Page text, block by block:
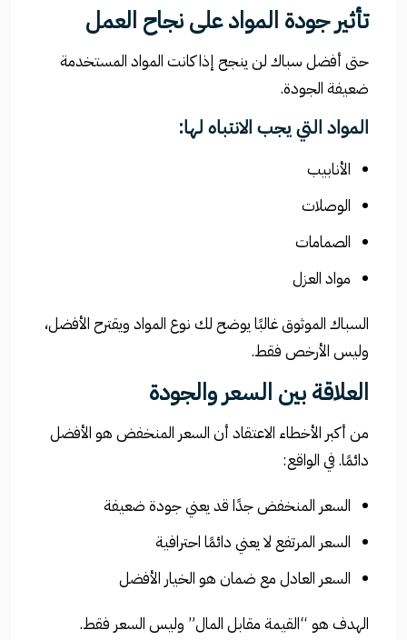
تأثير جودة المواد على نجاح العمل
حتى أفضل سباك لن ينجح إذا كانت المواد المستخدمة
ضعيفة الجودة.
المواد التي يجب الانتباه لها:
الأنابيب
الوصلات
الصمامات
مواد العزل
السباك الموثوق غالبًا يوضح لك نوع المواد ويقترح الأفضل،
وليس الأرخص فقط.
العلاقة بين السعر والجودة
من أكبر الأخطاء الاعتقاد أن السعر المنخفض هو الأفضل
دائمًا. في الواقع:
السعر المنخفض جدًا قد يعني جودة ضعيفة
السعر المرتفع لا يعني دائمًا احترافية
السعر العادل مع ضمان هو الخيار الأفضل
الهدف هو “القيمة مقابل المال” وليس السعر فقط.